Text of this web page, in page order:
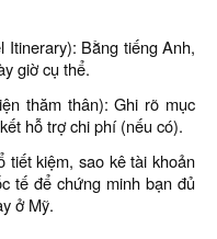
Itinerary): Bằng tiếng Anh,
giờ cụ thể.
thăm thân): Ghi rõ mục
hỗ trợ chi phí (nếu có).
tiết kiệm, sao kê tài khoản
tế để chứng minh bạn đủ
ở Mỹ.